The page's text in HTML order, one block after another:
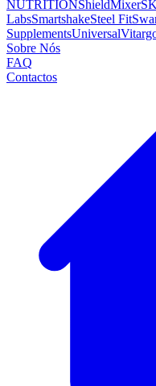
NUTRITIONShieldMixer
LabsSmartshakeSteel Fit
SupplementsUniversal
Sobre Nós
FAQ
Contactos